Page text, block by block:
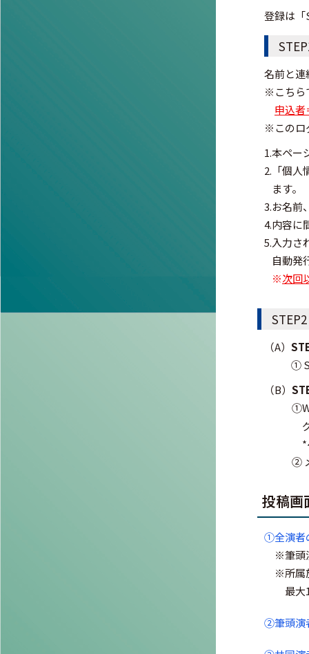
登録は
名前と連
※こちら
申込
※このロ
1.本ペー
2. 「個
ます。
3.お名前
4.内容に
5.入力さ
自動発
※次回
（A）
①
（B）
②
投稿画
①全演者
※筆頭
※所属
最大
②筆頭演